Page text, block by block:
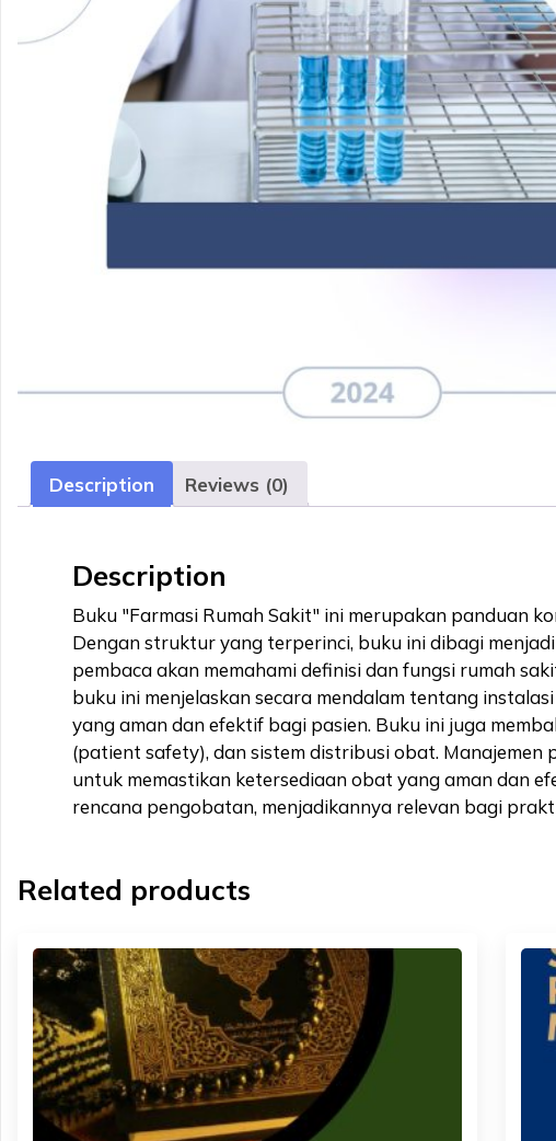
Description Reviews (0)
Description
Buku "Farmasi Rumah Sakit" ini merupakan panduan
Dengan struktur yang terperinci, buku ini dibagi
pembaca akan memahami definisi dan fungsi rumah
buku ini menjelaskan secara mendalam tentang
yang aman dan efektif bagi pasien. Buku ini juga
(patient safety), dan sistem distribusi obat.
untuk memastikan ketersediaan obat yang aman dan
rencana pengobatan, menjadikannya relevan bagi
Related products